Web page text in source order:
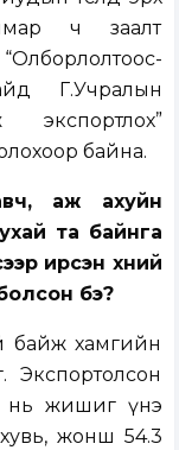
ч заалт
Г.Учралын
байна.
аж ахуйн
та байнга
ирсэн хүний
бэ?
байж хамгийн
Экспортолсон
нь жишиг үнэ
жонш 54.3